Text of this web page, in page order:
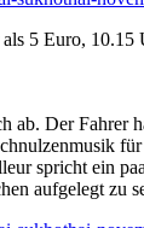
5 Euro,
ab. Der Fahrer
spricht ein
aufgelegt zu